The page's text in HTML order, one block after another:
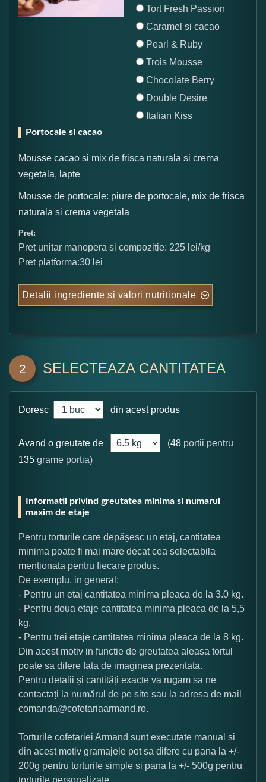
Tort Fresh Passion
Caramel si cacao
Pearl & Ruby
Trois Mousse
Chocolate Berry
Double Desire
Italian Kiss
Portocale si cacao
Mousse cacao si mix de frisca naturala si crema
vegetala, lapte
Mousse de portocale: piure de portocale, mix de frisca
naturala si crema vegetala
Pret:
Pret unitar manopera si compozitie: 225 lei/kg
Pret platforma:30 lei
Detalii ingrediente si valori nutritionale
2 SELECTEAZA CANTITATEA
Doresc din acest produs
Avand o greutate de (48 portii pentru
135 grame portia)
Informatii privind greutatea minima si numarul
maxim de etaje
Pentru torturile care depășesc un etaj, cantitatea
minima poate fi mai mare decat cea selectabila
menționata pentru fiecare produs.
De exemplu, in general:
- Pentru un etaj cantitatea minima pleaca de la 3.0 kg.
- Pentru doua etaje cantitatea minima pleaca de la 5,5
kg.
- Pentru trei etaje cantitatea minima pleaca de la 8 kg.
Din acest motiv in functie de greutatea aleasa tortul
poate sa difere fata de imaginea prezentata.
Pentru detalii și cantități exacte va rugam sa ne
contactați la numărul de pe site sau la adresa de mail
comanda@cofetariaarmand.ro.
Torturile cofetariei Armand sunt executate manual si
din acest motiv gramajele pot sa difere cu pana la +/-
200g pentru torturile simple si pana la +/- 500g pentru
torturile personalizate.